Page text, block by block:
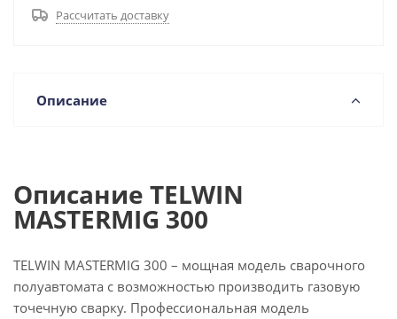
Рассчитать доставку
Описание
Описание TELWIN
MASTERMIG 300
TELWIN MASTERMIG 300 – мощная модель сварочного
полуавтомата с возможностью производить газовую
точечную сварку. Профессиональная модель